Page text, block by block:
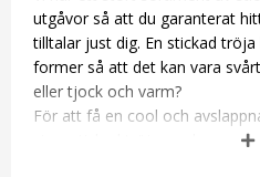
utgåvor så att du garanterat
tilltalar just dig. En stickad
former så att det kan vara
eller tjock och varm?
För att få en cool och
vi en stickad tröja med mer